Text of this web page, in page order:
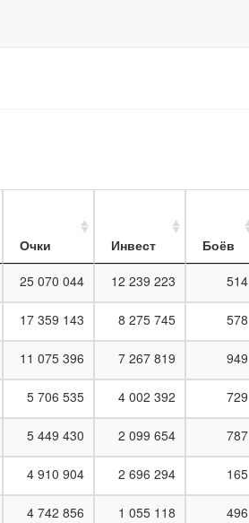
Очки Инвест Боёв
25 070 044 12 239 223 514
17 359 143 8 275 745 578
11 075 396 7 267 819 949
5 706 535 4 002 392 729
5 449 430 2 099 654 787
4 910 904 2 696 294 165
4 742 856 1 055 118 496